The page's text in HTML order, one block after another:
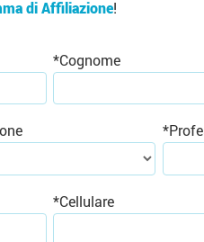
di Affiliazione!
*Cognome
*
*Cellulare